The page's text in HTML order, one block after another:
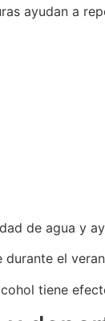
ayudan a
de agua y
el
tiene